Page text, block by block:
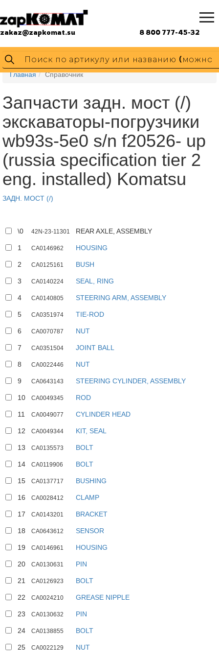
zakaz@zapkomat.su 8 800 777-45-32
Главная Справочник
Запчасти задн. мост (/)
экскаваторы-погрузчики
wb93s-5e0 s/n f20526- up
(russia specification tier 2
eng. installed) Komatsu
ЗАДН. МОСТ (/)
\0 42N-23-11301 REAR AXLE, ASSEMBLY
1 CA0146962 HOUSING
2 CA0125161 BUSH
3 CA0140224 SEAL, RING
4 CA0140805 STEERING ARM, ASSEMBLY
5 CA0351974 TIE-ROD
6 CA0070787 NUT
7 CA0351504 JOINT BALL
8 CA0022446 NUT
9 CA0643143 STEERING CYLINDER, ASSEMBLY
10 CA0049345 ROD
11 CA0049077 CYLINDER HEAD
12 CA0049344 KIT, SEAL
13 CA0135573 BOLT
14 CA0119906 BOLT
15 CA0137717 BUSHING
16 CA0028412 CLAMP
17 CA0143201 BRACKET
18 CA0643612 SENSOR
19 CA0146961 HOUSING
20 CA0130631 PIN
21 CA0126923 BOLT
22 CA0024210 GREASE NIPPLE
23 CA0130632 PIN
24 CA0138855 BOLT
25 CA0022129 NUT